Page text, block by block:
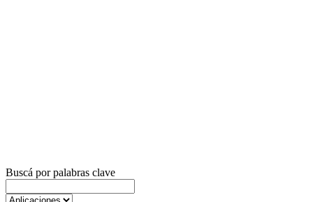
Buscá por palabras clave